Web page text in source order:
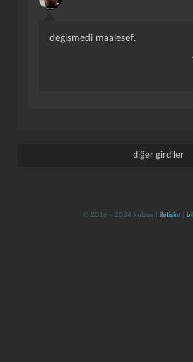
değişmedi maalesef.
diğer girdiler
© 2016 - 2024 kulzos | iletişim|